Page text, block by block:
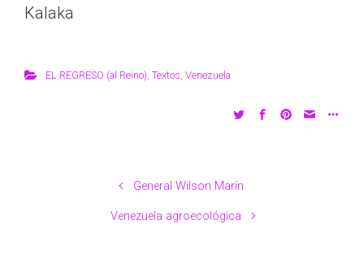
Kalaka
EL REGRESO (al Reino) Textos Venezuela
General Wilson Marín
Venezuela agroecológica